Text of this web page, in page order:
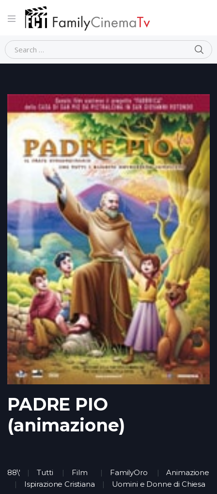
Home Animazione
PADRE PIO
(animazione)
88\' Tutti Film FamilyOro
Animazione
Ispirazione Cristiana
Uomini e Donne di Chiesa